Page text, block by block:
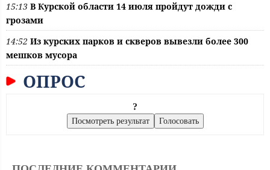
15:13 В Курской области 14 июля пройдут дожди с
грозами
14:52 Из курских парков и скверов вывезли более 300
мешков мусора
ОПРОС
?